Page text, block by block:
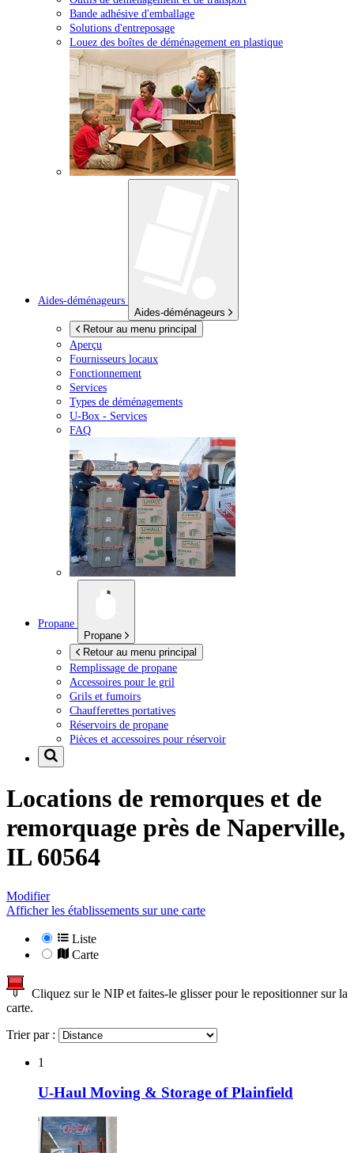
Bande adhésive d'emballage
Solutions d'entreposage
Louez des boîtes de déménagement en plastique
Aides-déménageurs
Aides-déménageurs
Retour au menu principal
Aperçu
Fournisseurs locaux
Fonctionnement
Services
Types de déménagements
U-Box - Services
FAQ
Propane
Propane
Retour au menu principal
Remplissage de propane
Accessoires pour le gril
Grils et fumoirs
Chaufferettes portatives
Réservoirs de propane
Pièces et accessoires pour réservoir
Locations de remorques et de
remorquage près de Naperville,
IL 60564
Modifier
Afficher les établissements sur une carte
Liste
Carte
Cliquez sur le NIP et faites-le glisser pour le repositionner sur la
carte.
Trier par :
1
U-Haul Moving & Storage of Plainfield